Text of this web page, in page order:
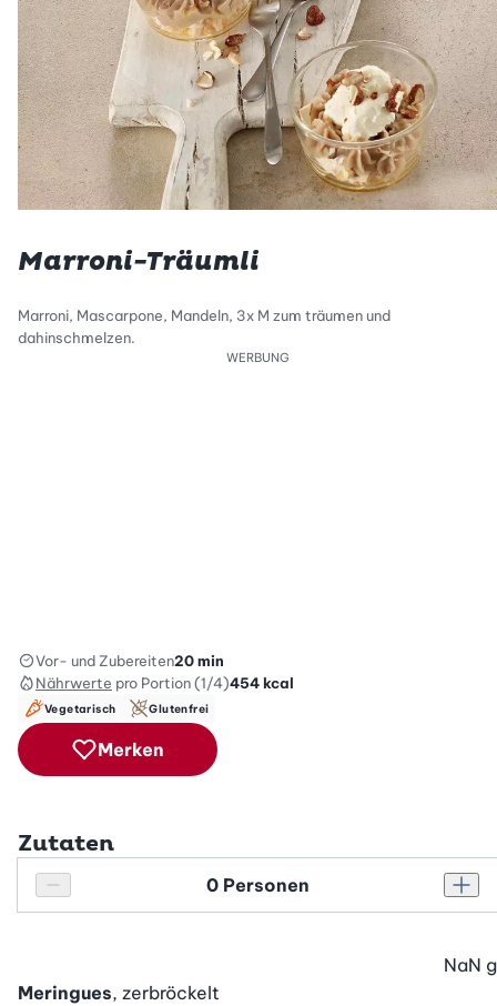
Marroni-Träumli
Marroni, Mascarpone, Mandeln, 3x M zum träumen und
dahinschmelzen.
WERBUNG
Vor- und Zubereiten20 min
Nährwerte pro Portion (1/4)454kcal
Vegetarisch Glutenfrei
Merken
Zutaten
Personenanzahl verringern
Personenanzahl
Meringues, zerbröckelt
NaN g